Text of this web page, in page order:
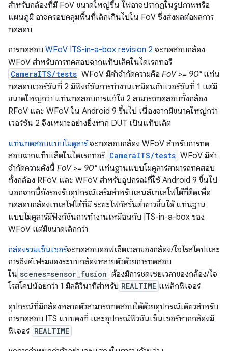
สำหรับกล้องที่มี FoV ขนาดใหญ่ขึ้น ไฟอาจปรากฏในรูปภาพหรือ
แผนภูมิ อาจครอบคลุมพื้นที่เล็กเกินไปใน FoV ซึ่งส่งผลต่อผลการ
ทดสอบ
การทดสอบ WFoV ITS-in-a-box revision 2 จะทดสอบกล้อง
WFoV สำหรับการทดสอบฉากแท็บเล็ตในไดเรกทอรี
CameraITS/tests WFoV มีคำจำกัดความคือ FoV >= 90°แท่น
ทดสอบเวอร์ชันที่ 2 มีฟังก์ชันการทำงานเหมือนกับเวอร์ชันที่ 1 แต่มี
ขนาดใหญ่กว่า แท่นทดสอบการแก้ไข 2 สามารถทดสอบทั้งกล้อง
RFoV และ WFoV ใน Android 9 ขึ้นไป เนื่องจากมีขนาดใหญ่กว่า
เวอร์ชัน 2 จึงเหมาะอย่างยิ่งหาก DUT เป็นแท็บเล็ต
แท่นทดสอบแบบโมดูลาร์จะทดสอบกล้อง WFoV สำหรับการทด
สอบฉากแท็บเล็ตในไดเรกทอรี CameraITS/tests WFoV มีคำ
จำกัดความดังนี้ FoV >= 90°แท่นฐานแบบโมดูลาร์สามารถทดสอบ
ทั้งกล้อง RFoV และ WFoV สำหรับอุปกรณ์ที่ใช้ Android 9 ขึ้นไป
นอกจากนี้ยังรองรับอุปกรณ์เสริมสำหรับเลนส์เทเลโฟโต้ที่ติดเพื่อ
ทดสอบกล้องเทเลโฟโต้ที่มี ระยะโฟกัสขั้นต่ำยาวขึ้นได้ แท่นฐาน
แบบโมดูลาร์มีฟังก์ชันการทำงานเหมือนกับ ITS-in-a-box ของ
WFoV แต่มีขนาดเล็กกว่า
กล่องรวมเซ็นเซอร์จะทดสอบออฟเซ็ตเวลาของกล้อง/ไจโรสโคปและ
การซิงค์เฟรมของระบบกล้องหลายตัวด้วยการทดสอบ
ใน scenes=sensor_fusion ต้องมีการชดเชยเวลาของกล้อง/ไจ
โรสโคปน้อยกว่า 1 มิลลิวินาทีสำหรับ REALTIME แฟล็กฟีเจอร์
อุปกรณ์ที่มีกล้องหลายตัวสามารถทดสอบได้ด้วยอุปกรณ์เดียวสำหรับ
การทดสอบ ITS แบบคงที่ และอุปกรณ์ฟิวชันเซ็นเซอร์หากกล้องมี
ฟีเจอร์ REALTIME